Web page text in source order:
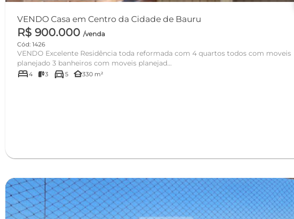
VENDO Casa em Centro da Cidade de Bauru
R$ 900.000 /venda
Cód: 1426
VENDO Excelente Residência toda reformada com 4 quartos todos com moveis
planejado 3 banheiros com moveis planejad...
bed4 3 directions_car 5 other_houses330 m²